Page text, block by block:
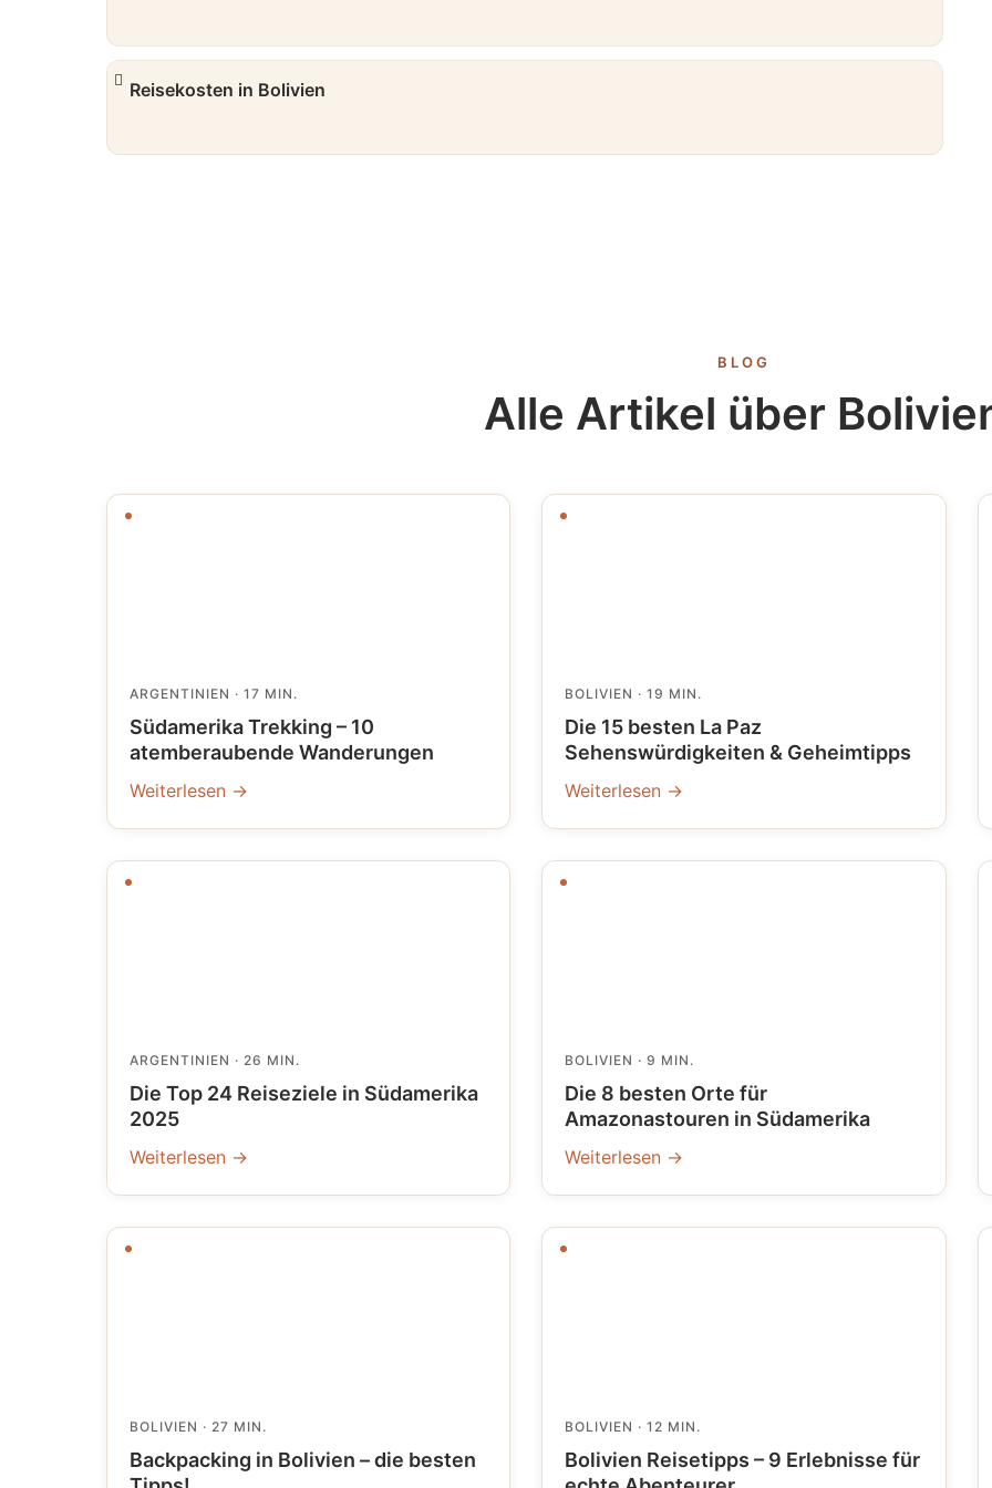
Zur Hanse-Merkur Reiseversicherung*
Reisekosten in Bolivien
Tickets Bolivia
BLOG
Alle Artikel über
ARGENTINIEN · 17 MIN.
Südamerika Trekking – 10
atemberaubende Wanderungen
Weiterlesen →
BOLIVIEN · 19 MIN.
Die 15 besten La Paz
Sehenswürdigkeiten & Geheimtipps
Weiterlesen →
ARGENTINIEN · 26 MIN.
Die Top 24 Reiseziele in Südamerika
2025
Weiterlesen →
BOLIVIEN · 9 MIN.
Die 8 besten Orte für
Amazonastouren in Südamerika
Weiterlesen →
BOLIVIEN · 27 MIN.
Backpacking in Bolivien – die besten
BOLIVIEN · 12 MIN.
Bolivien Reisetipps – 9 Erlebnisse für